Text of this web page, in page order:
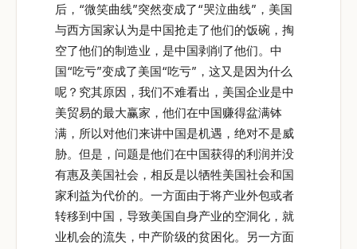
后，“微笑曲线”突然变成了“哭泣曲线”，美国
与西方国家认为是中国抢走了他们的饭碗，掏
空了他们的制造业，是中国剥削了他们。中
国“吃亏”变成了美国“吃亏”，这又是因为什么
呢？究其原因，我们不难看出，美国企业是中
美贸易的最大赢家，他们在中国赚得盆满钵
满，所以对他们来讲中国是机遇，绝对不是威
胁。但是，问题是他们在中国获得的利润并没
有惠及美国社会，相反是以牺牲美国社会和国
家利益为代价的。一方面由于将产业外包或者
转移到中国，导致美国自身产业的空洞化，就
业机会的流失，中产阶级的贫困化。另一方面